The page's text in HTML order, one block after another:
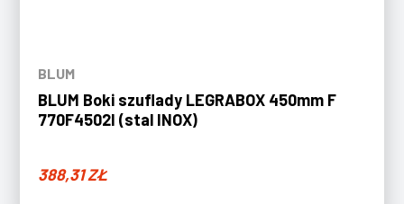
BLUM
BLUM Boki szuflady LEGRABOX 450mm F
770F4502I (stal INOX)
388,31ZŁ